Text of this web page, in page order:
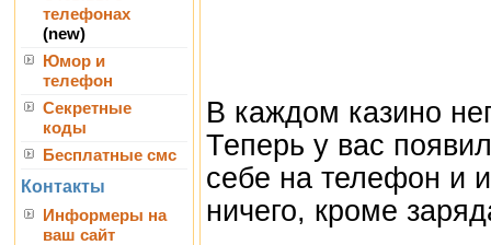
телефонах
(new)
Юмор и
телефон
Секретные
коды
Бесплатные смс
Контакты
Информеры на
ваш сайт
В каждом казино
Теперь у вас
себе на телефон и
ничего, кроме